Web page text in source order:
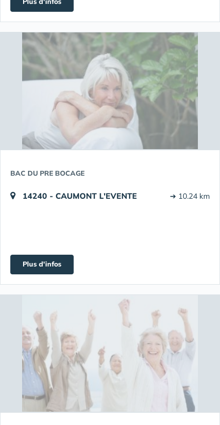
BAC DU PRE BOCAGE
14240 - CAUMONT L'EVENTE ➔ 10.24 km
Plus d'infos